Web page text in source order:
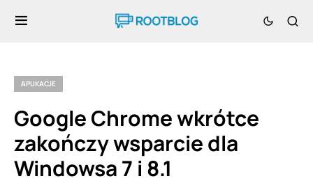
APLIKACJE
Google Chrome wkrótce
zakończy wsparcie dla
Windowsa 7 i 8.1